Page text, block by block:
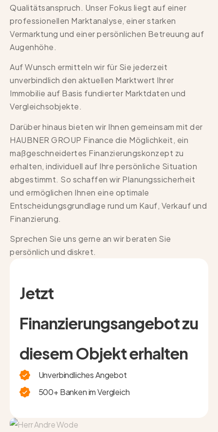
Qualitätsanspruch. Unser Fokus liegt auf einer
professionellen Marktanalyse, einer starken
Vermarktung und einer persönlichen Betreuung auf
Augenhöhe.
Auf Wunsch ermitteln wir für Sie jederzeit
unverbindlich den aktuellen Marktwert Ihrer
Immobilie auf Basis fundierter Marktdaten und
Vergleichsobjekte.
Darüber hinaus bieten wir Ihnen gemeinsam mit der
HAUBNER GROUP Finance die Möglichkeit, ein
maßgeschneidertes Finanzierungskonzept zu
erhalten, individuell auf Ihre persönliche Situation
abgestimmt. So schaffen wir Planungssicherheit
und ermöglichen Ihnen eine optimale
Entscheidungsgrundlage rund um Kauf, Verkauf und
Finanzierung.
Sprechen Sie uns gerne an wir beraten Sie
persönlich und diskret.
Jetzt
Finanzierungsangebot zu
diesem Objekt erhalten
Unverbindliches Angebot
500+ Banken im Vergleich